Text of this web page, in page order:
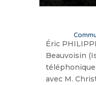
Éric
Beauvoisin
téléphonique
avec M.